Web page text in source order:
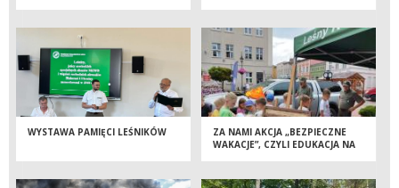
WYSTAWA PAMIĘCI LEŚNIKÓW
ZA NAMI AKCJA „BEZPIECZNE
WAKACJE”, CZYLI EDUKACJA NA